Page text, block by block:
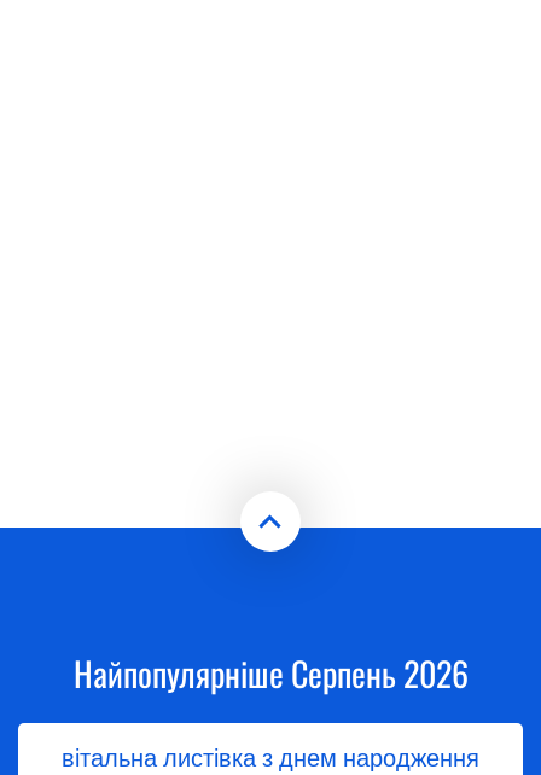
Найпопулярніше Серпень 2026
вітальна листівка з днем народження